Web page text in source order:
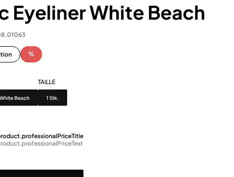
Eyeliner White Beach
%
White Beach
TAILLE
Taille
1 Stk.